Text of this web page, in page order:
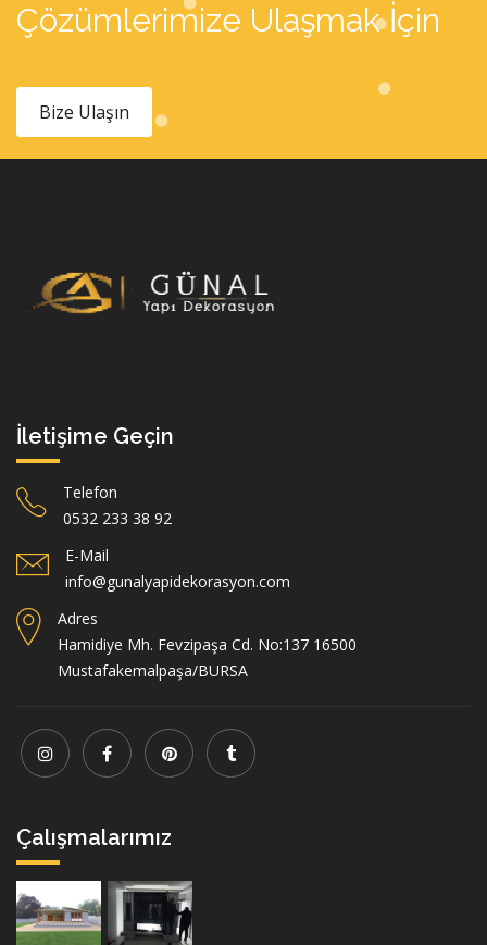
Çözümlerimize Ulaşmak İçin
Bize Ulaşın
İletişime Geçin
Telefon
0532 233 38 92
E-Mail
info@gunalyapidekorasyon.com
Adres
Hamidiye Mh. Fevzipaşa Cd. No:137 16500
Mustafakemalpaşa/BURSA
Çalışmalarımız